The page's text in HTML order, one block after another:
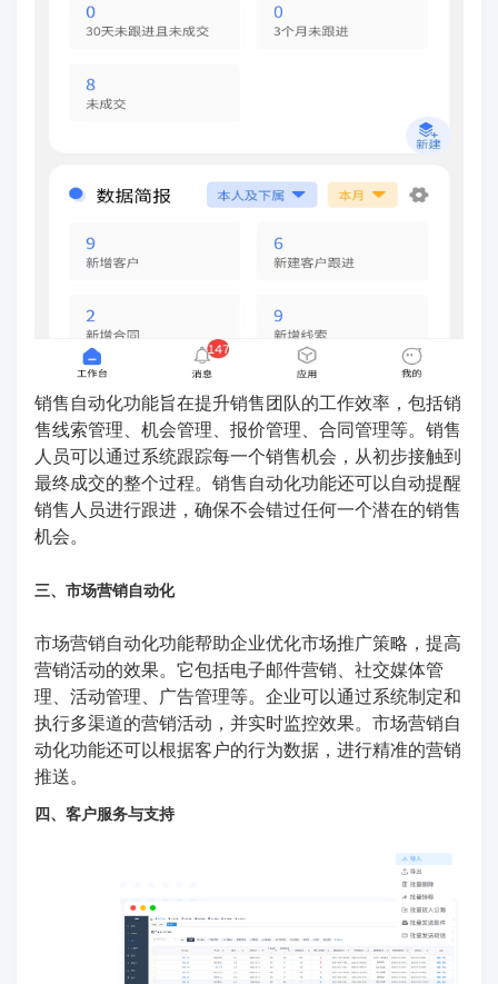
销售自动化功能旨在提升销售团队的工作效率，包括销
售线索管理、机会管理、报价管理、合同管理等。销售
人员可以通过系统跟踪每一个销售机会，从初步接触到
最终成交的整个过程。销售自动化功能还可以自动提醒
销售人员进行跟进，确保不会错过任何一个潜在的销售
机会。
三、市场营销自动化
市场营销自动化功能帮助企业优化市场推广策略，提高
营销活动的效果。它包括电子邮件营销、社交媒体管
理、活动管理、广告管理等。企业可以通过系统制定和
执行多渠道的营销活动，并实时监控效果。市场营销自
动化功能还可以根据客户的行为数据，进行精准的营销
推送。
四、客户服务与支持